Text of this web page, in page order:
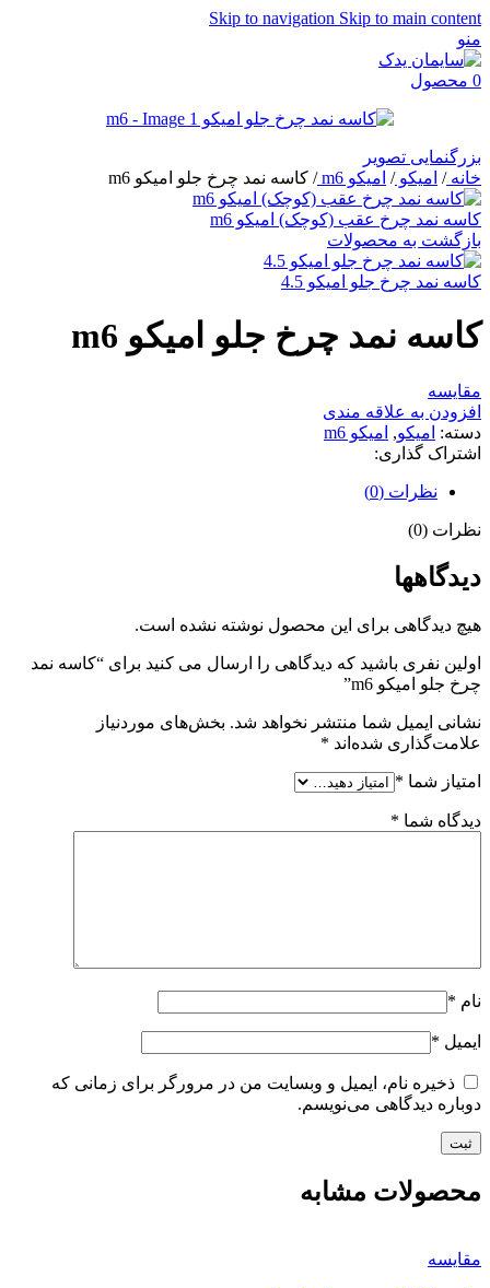
Skip to navigation Skip to main content
منو
0 محصول
بزرگنمایی تصویر
خانه/ امیکو/ امیکو m6 / کاسه نمد چرخ جلو امیکو m6
کاسه نمد چرخ عقب (کوچک) امیکو m6
بازگشت به محصولات
کاسه نمد چرخ جلو امیکو 4.5
کاسه نمد چرخ جلو امیکو m6
مقایسه
افزودن به علاقه مندی
دسته: امیکو, امیکو m6
اشتراک گذاری:
نظرات (0)
نظرات (0)
دیدگاهها
هیچ دیدگاهی برای این محصول نوشته نشده است.
اولین نفری باشید که دیدگاهی را ارسال می کنید برای “کاسه نمد
چرخ جلو امیکو m6”
نشانی ایمیل شما منتشر نخواهد شد. بخش‌های موردنیاز
علامت‌گذاری شده‌اند *
امتیاز شما *
دیدگاه شما *
نام *
ایمیل *
ذخیره نام، ایمیل و وبسایت من در مرورگر برای زمانی که
دوباره دیدگاهی می‌نویسم.
محصولات مشابه
مقایسه